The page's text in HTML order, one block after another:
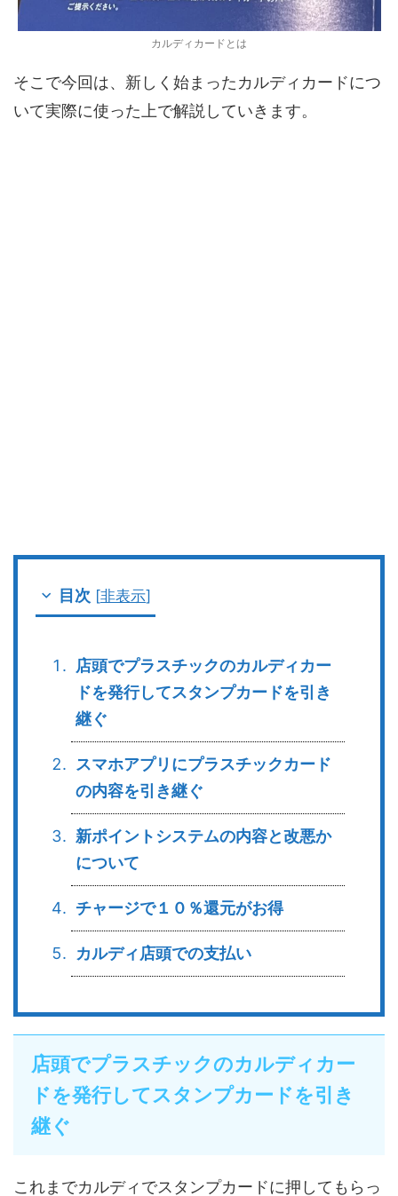
カルディカードとは
そこで今回は、新しく始まったカルディカードにつ
いて実際に使った上で解説していきます。
目次 [非表示]
店頭でプラスチックのカルディカー
ドを発行してスタンプカードを引き
継ぐ
スマホアプリにプラスチックカード
の内容を引き継ぐ
新ポイントシステムの内容と改悪か
について
チャージで１０％還元がお得
カルディ店頭での支払い
店頭でプラスチックのカルディカー
ドを発行してスタンプカードを引き
継ぐ
これまでカルディでスタンプカードに押してもらっ